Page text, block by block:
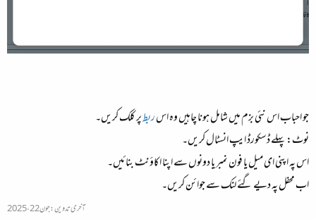
جو احباب اس نئی بزم میں شامل ہونا چاہیں وہ اسربطپر کلک کریں۔
نوٹ: پہلے ڈسکورڈ ایپ انسٹال کریں۔
اس پہ اپنی ای میل یا فون نمبر یا دونوں سے اپنا اکاؤنٹ بنائیں۔
اب محفل پہ دیے گئے لنک سے جوائن کریں۔
آخری تدوین:جون 22، 2025